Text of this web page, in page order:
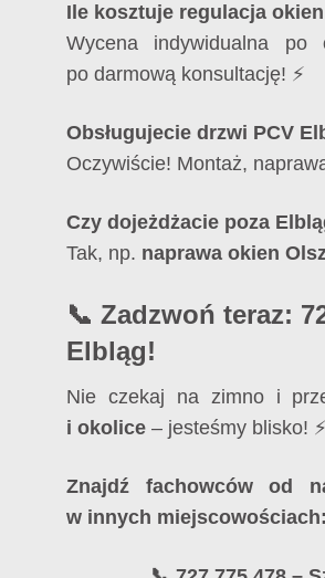
Ile kosztuje regulacja
Wycena indywidualna
po darmową konsultację! ⚡
Obsługujecie drzwi PCV
Oczywiście! Montaż,
Czy dojeżdżacie poza
Tak, np. naprawa okien
📞 Zadzwoń teraz:
Elbląg!
Nie czekaj na zimno i
i okolice – jesteśmy blisko! ⚡
Znajdź fachowców od
w innych miejscowościach: